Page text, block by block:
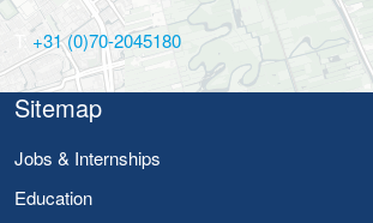
T:+31 (0)70-2045180
Sitemap
Jobs & Internships
Education